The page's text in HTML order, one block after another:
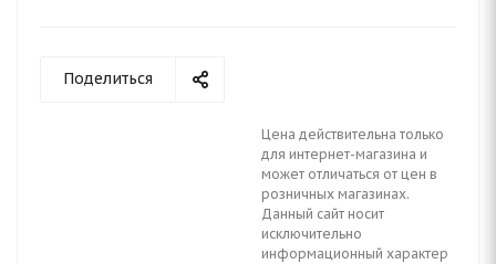
Поделиться
Цена действительна только
для интернет-магазина и
может отличаться от цен в
розничных магазинах.
Данный сайт носит
исключительно
информационный характер